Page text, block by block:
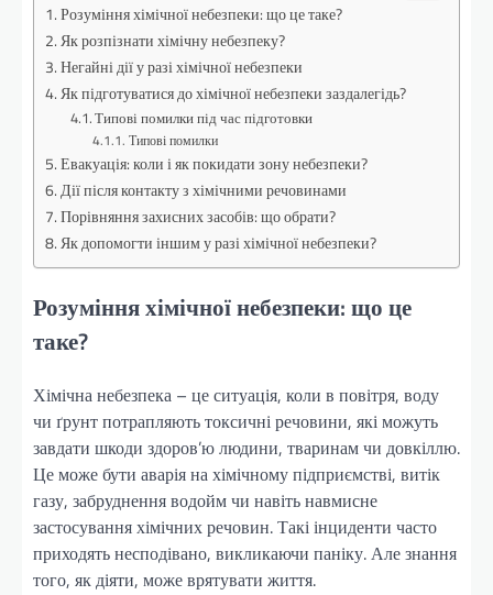
Розуміння хімічної небезпеки: що це таке?
Як розпізнати хімічну небезпеку?
Негайні дії у разі хімічної небезпеки
Як підготуватися до хімічної небезпеки заздалегідь?
Типові помилки під час підготовки
Типові помилки
Евакуація: коли і як покидати зону небезпеки?
Дії після контакту з хімічними речовинами
Порівняння захисних засобів: що обрати?
Як допомогти іншим у разі хімічної небезпеки?
Розуміння хімічної небезпеки: що це
таке?
Хімічна небезпека – це ситуація, коли в повітря, воду
чи ґрунт потрапляють токсичні речовини, які можуть
завдати шкоди здоров’ю людини, тваринам чи довкіллю.
Це може бути аварія на хімічному підприємстві, витік
газу, забруднення водойм чи навіть навмисне
застосування хімічних речовин. Такі інциденти часто
приходять несподівано, викликаючи паніку. Але знання
того, як діяти, може врятувати життя.